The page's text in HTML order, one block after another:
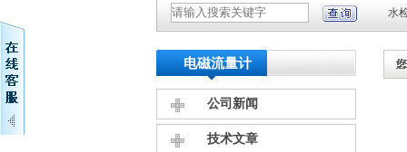
水
电磁流量计
公司新闻
技术文章